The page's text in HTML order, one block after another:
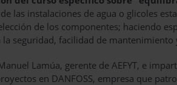
las instalaciones de agua o glicoles
de los componentes; haciendo
seguridad, facilidad de mantenimiento
Lamúa, gerente de AEFYT, e
en DANFOSS, empresa que